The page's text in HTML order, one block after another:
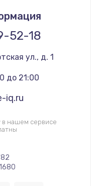
52-18
ул., д. 1
до 21:00
iq.ru
в нашем сервисе